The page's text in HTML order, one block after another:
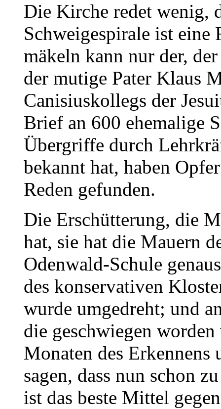
Die Kirche redet wenig,
Schweigespirale ist eine
mäkeln kann nur der,
der mutige Pater Klaus
Canisiuskollegs der
Brief an 600 ehemalige
Übergriffe durch
bekannt hat, haben
Reden gefunden.
Die Erschütterung, die
hat, sie hat die Mauern
Odenwald-Schule
des konservativen
wurde umgedreht; und
die geschwiegen
Monaten des Erkennens
sagen, dass nun schon
ist das beste Mittel